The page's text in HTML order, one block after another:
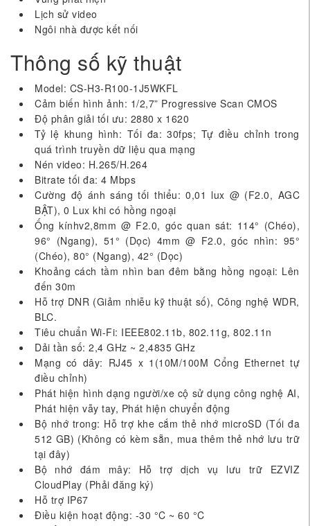
Lịch sử video
Ngôi nhà được kết nối
Thông số kỹ thuật
Model: CS-H3-R100-1J5WKFL
Cảm biến hình ảnh: 1/2,7” Progressive Scan CMOS
Độ phân giải tối ưu: 2880 x 1620
Tỷ lệ khung hình: Tối đa: 30fps; Tự điều chỉnh trong
quá trình truyền dữ liệu qua mạng
Nén video: H.265/H.264
Bitrate tối đa: 4 Mbps
Cường độ ánh sáng tối thiểu: 0,01 lux @ (F2.0, AGC
BẬT), 0 Lux khi có hồng ngoại
Ống kínhv2,8mm @ F2.0, góc quan sát: 114° (Chéo),
96° (Ngang), 51° (Dọc) 4mm @ F2.0, góc nhìn: 95°
(Chéo), 80° (Ngang), 42° (Dọc)
Khoảng cách tầm nhìn ban đêm bằng hồng ngoại: Lên
đến 30m
Hỗ trợ DNR (Giảm nhiễu kỹ thuật số), Công nghệ WDR,
BLC.
Tiêu chuẩn Wi-Fi: IEEE802.11b, 802.11g, 802.11n
Dải tần số: 2,4 GHz ~ 2,4835 GHz
Mạng có dây: RJ45 x 1(10M/100M Cổng Ethernet tự
điều chỉnh)
Phát hiện hình dạng người/xe cộ sử dụng công nghệ AI,
Phát hiện vẫy tay, Phát hiện chuyển động
Bộ nhớ trong: Hỗ trợ khe cắm thẻ nhớ microSD (Tối đa
512 GB) (Không có kèm sẵn, mua thêm thẻ nhớ lưu trữ
tại đây)
Bộ nhớ đám mây: Hỗ trợ dịch vụ lưu trữ EZVIZ
CloudPlay (Phải đăng ký)
Hỗ trợ IP67
Điều kiện hoạt động: -30 °C ~ 60 °C